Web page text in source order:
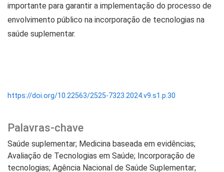
Palavras-chave
Saúde suplementar; Medicina baseada em evidências;
Avaliação de Tecnologias em Saúde; Incorporação de
tecnologias; Agência Nacional de Saúde Suplementar;
importante para garantir a implementação do processo de
envolvimento público na incorporação de tecnologias na
saúde suplementar.
https://doi.org/10.22563/2525-7323.2024.v9.s1.p.30